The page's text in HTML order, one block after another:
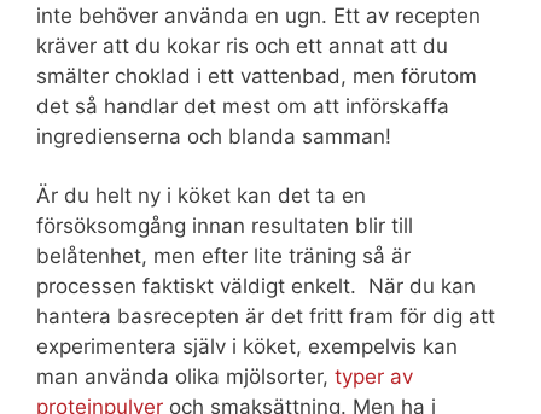
inte behöver använda en ugn. Ett av recepten
kräver att du kokar ris och ett annat att du
smälter choklad i ett vattenbad, men förutom
det så handlar det mest om att införskaffa
ingredienserna och blanda samman!
Är du helt ny i köket kan det ta en
försöksomgång innan resultaten blir till
belåtenhet, men efter lite träning så är
processen faktiskt väldigt enkelt. När du kan
hantera basrecepten är det fritt fram för dig att
experimentera själv i köket, exempelvis kan
man använda olika mjölsorter, typer av
proteinpulver och smaksättning. Men ha i